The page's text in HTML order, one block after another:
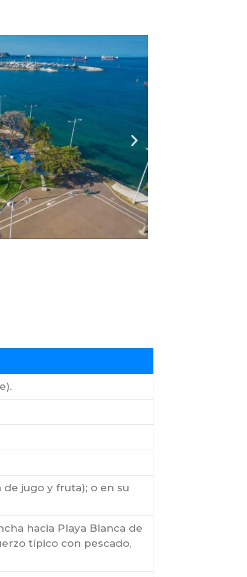
jugo y fruta); o en su
hacia Playa Blanca de
típico con pescado,